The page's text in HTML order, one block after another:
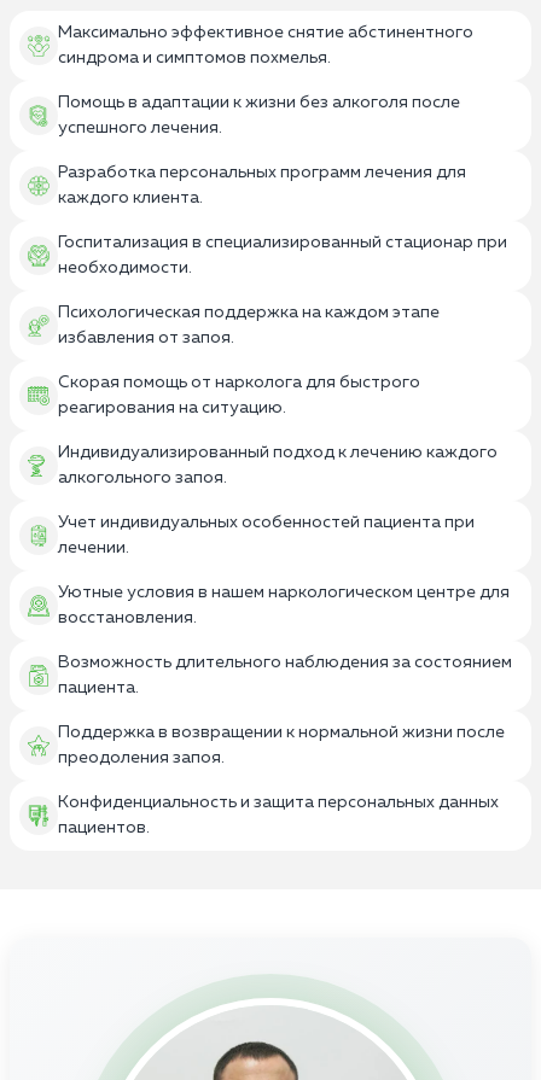
Максимально эффективное снятие абстинентного
синдрома и симптомов похмелья.
Помощь в адаптации к жизни без алкоголя после
успешного лечения.
Разработка персональных программ лечения для
каждого клиента.
Госпитализация в специализированный стационар при
необходимости.
Психологическая поддержка на каждом этапе
избавления от запоя.
Скорая помощь от нарколога для быстрого
реагирования на ситуацию.
Индивидуализированный подход к лечению каждого
алкогольного запоя.
Учет индивидуальных особенностей пациента при
лечении.
Уютные условия в нашем наркологическом центре для
восстановления.
Возможность длительного наблюдения за состоянием
пациента.
Поддержка в возвращении к нормальной жизни после
преодоления запоя.
Конфиденциальность и защита персональных данных
пациентов.